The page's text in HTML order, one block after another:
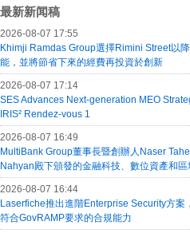
最新新闻稿
2026-08-07 17:55
Khimji Ramdas Group選擇Rimini Street以
能，並將節省下來的經費再投資於創新
2026-08-07 17:14
SES Advances Next-generation MEO
IRIS² Rendez-vous 1
2026-08-07 16:49
MultiBank Group董事長暨創辦人Naser
Nahyan殿下頒發的金融科技、數位資產和
2026-08-07 16:44
Laserfiche推出進階Enterprise Security方
符合GovRAMP要求的合規能力